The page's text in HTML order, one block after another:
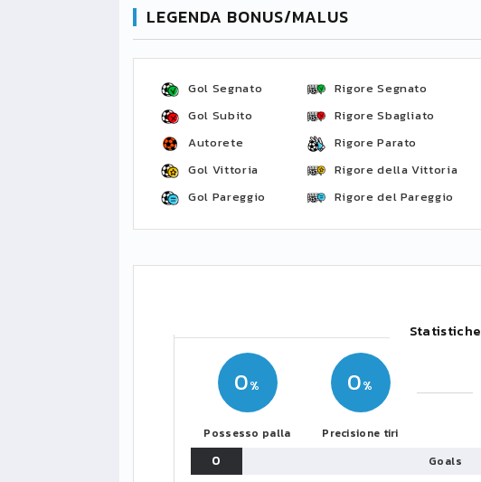
LEGENDA BONUS/MALUS
Gol Segnato
Gol Subito
Autorete
Gol Vittoria
Gol Pareggio
Rigore Segnato
Rigore Sbagliato
Rigore Parato
Rigore della Vittoria
Rigore del Pareggio
Statistiche
0
Possesso palla
0
Precisione tiri
0 Goals